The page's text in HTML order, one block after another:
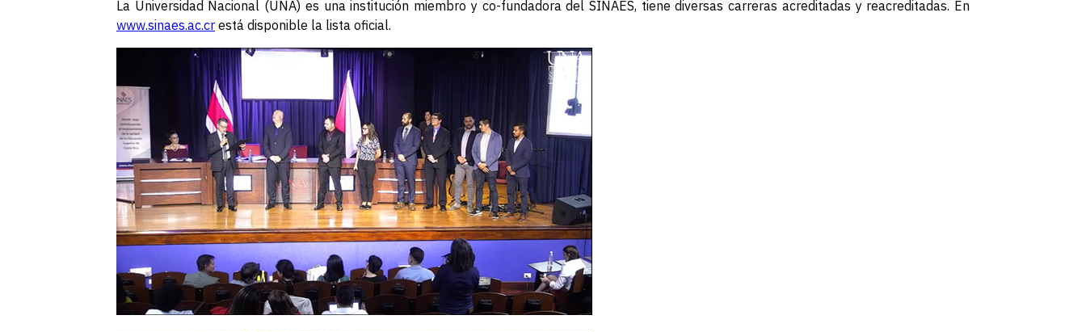
La Universidad Nacional (UNA) es una institución miembro y co-fundadora del SINAES, tiene diversas carreras acreditadas y reacreditadas. En
www.sinaes.ac.cr está disponible la lista oficial.